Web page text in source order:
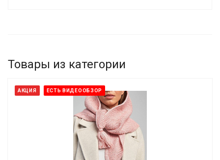
Товары из категории
АКЦИЯ ЕСТЬ ВИДЕООБЗОР